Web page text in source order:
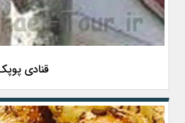
قنادی